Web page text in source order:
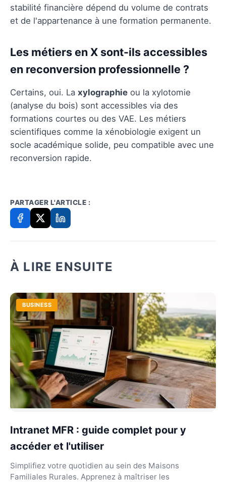
stabilité financière dépend du volume de contrats
et de l'appartenance à une formation permanente.
Les métiers en X sont-ils accessibles
en reconversion professionnelle ?
Certains, oui. La xylographie ou la xylotomie
(analyse du bois) sont accessibles via des
formations courtes ou des VAE. Les métiers
scientifiques comme la xénobiologie exigent un
socle académique solide, peu compatible avec une
reconversion rapide.
PARTAGER L'ARTICLE :
À LIRE ENSUITE
BUSINESS
Intranet MFR : guide complet pour y
accéder et l'utiliser
Simplifiez votre quotidien au sein des Maisons
Familiales Rurales. Apprenez à maîtriser les